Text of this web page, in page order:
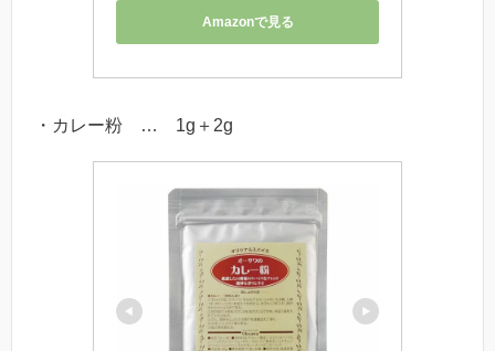
Amazonで見る
・カレー粉 … 1g＋2g